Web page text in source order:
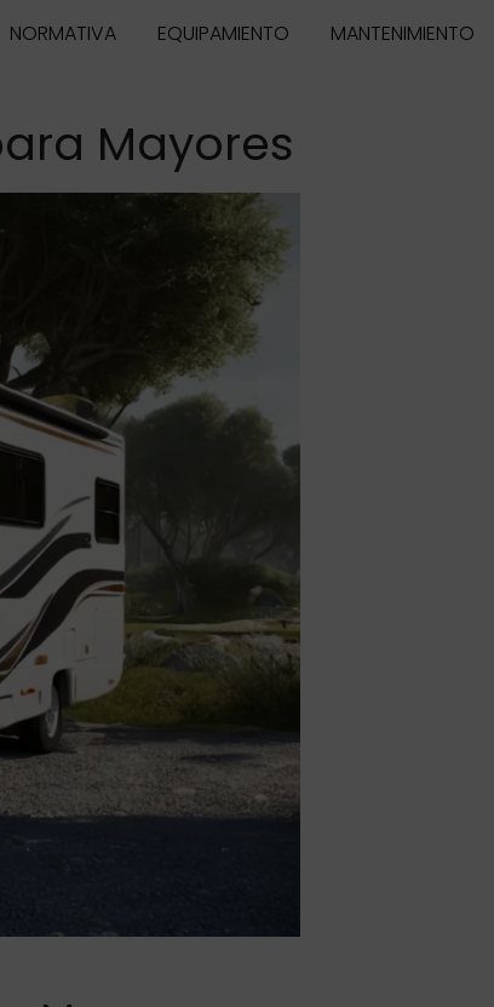
NORMATIVA EQUIPAMIENTO MANTENIMIENTO
Mayores